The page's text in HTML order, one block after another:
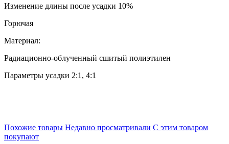
Изменение длины после усадки 10%
Горючая
Материал:
Радиационно-облученный сшитый полиэтилен
Параметры усадки 2:1, 4:1
Похожие товары Недавно просматривали С этим товаром
покупают